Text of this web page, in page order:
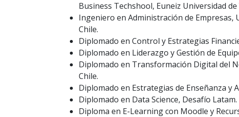
Business Techshool, Euneiz Universidad
Ingeniero en Administración de Empresas,
Chile.​
Diplomado en Control y Estrategias
Diplomado en Liderazgo y Gestión de
Diplomado en Transformación Digital del
Chile. ​
Diplomado en Estrategias de Enseñanza y
Diplomado en Data Science, Desafío Latam.​
Diploma en E-Learning con Moodle y